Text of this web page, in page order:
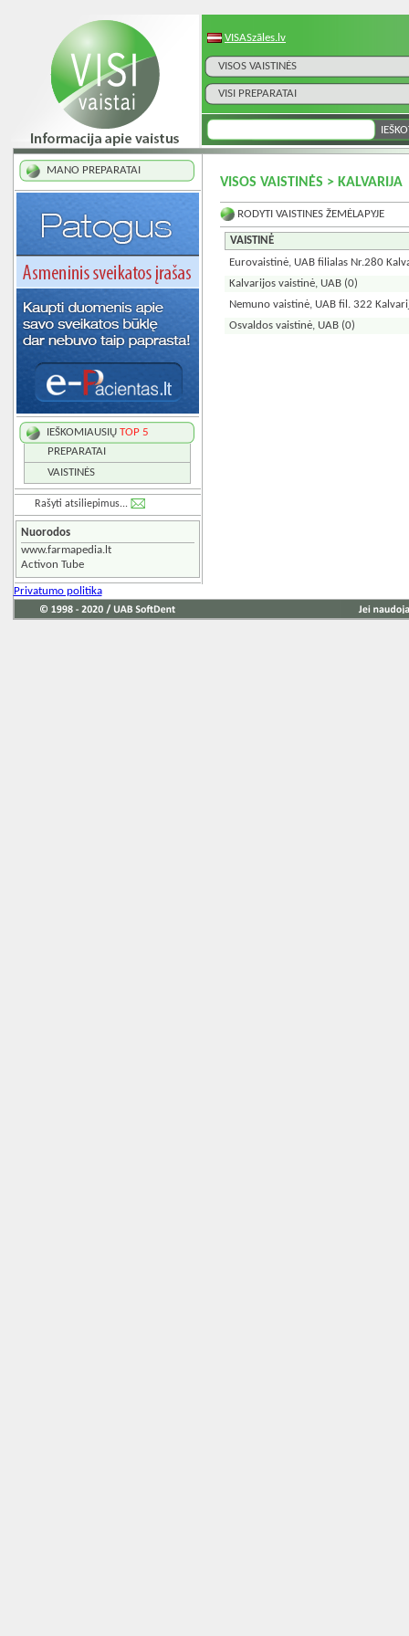
VISASzāles.lv
VISOS VAISTINĖS
VISI PREPARATAI
MANO PREPARATAI
IEŠKOMIAUSIŲ TOP 5
PREPARATAI
VAISTINĖS
Rašyti atsiliepimus...
Nuorodos
www.farmapedia.lt
Activon Tube
VISOS VAISTINĖS > KALVARIJA
RODYTI VAISTINES ŽEMĖLAPYJE
VAISTINĖ
Eurovaistinė, UAB filialas Nr.280
Kalvarijos vaistinė, UAB (0)
Nemuno vaistinė, UAB fil. 322
Osvaldos vaistinė, UAB (0)
Privatumo politika